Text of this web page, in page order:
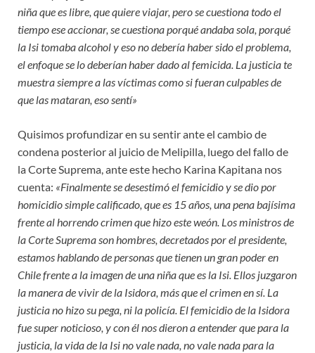
niña que es libre, que quiere viajar, pero se cuestiona todo el
tiempo ese accionar, se cuestiona porqué andaba sola, porqué
la Isi tomaba alcohol y eso no debería haber sido el problema,
el enfoque se lo deberían haber dado al femicida. La justicia te
muestra siempre a las víctimas como si fueran culpables de
que las mataran, eso sentí»
Quisimos profundizar en su sentir ante el cambio de
condena posterior al juicio de Melipilla, luego del fallo de
la Corte Suprema, ante este hecho Karina Kapitana nos
cuenta: «Finalmente se desestimó el femicidio y se dio por
homicidio simple calificado, que es 15 años, una pena bajísima
frente al horrendo crimen que hizo este weón. Los ministros de
la Corte Suprema son hombres, decretados por el presidente,
estamos hablando de personas que tienen un gran poder en
Chile frente a la imagen de una niña que es la Isi. Ellos juzgaron
la manera de vivir de la Isidora, más que el crimen en sí. La
justicia no hizo su pega, ni la policía. El femicidio de la Isidora
fue super noticioso, y con él nos dieron a entender que para la
justicia, la vida de la Isi no vale nada, no vale nada para la